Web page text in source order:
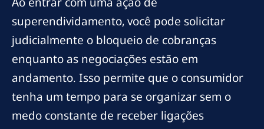
superendividamento, você pode solicitar
judicialmente o bloqueio de cobranças
enquanto as negociações estão em
andamento. Isso permite que o consumidor
tenha um tempo para se organizar sem o
medo constante de receber ligações